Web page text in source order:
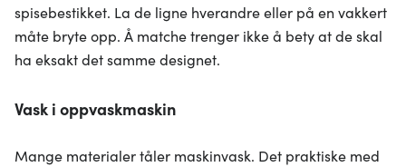
spisebestikket. La de ligne hverandre eller på en vakkert
måte bryte opp. Å matche trenger ikke å bety at de skal
ha eksakt det samme designet.
Vask i oppvaskmaskin
Mange materialer tåler maskinvask. Det praktiske med